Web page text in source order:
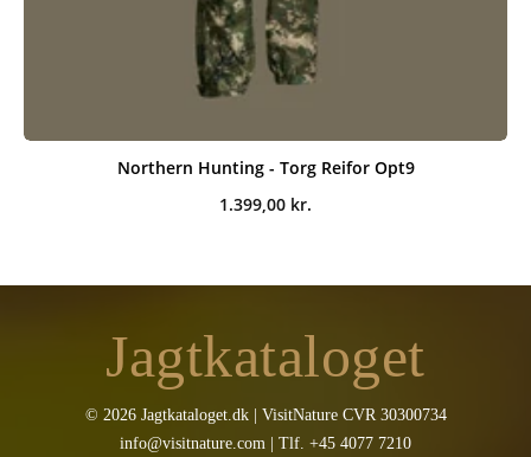
Northern Hunting - Torg Reifor Opt9
1.399,00 kr.
Jagtkataloget
© 2026 Jagtkataloget.dk | VisitNature CVR 30300734
info@visitnature.com | Tlf. +45 4077 7210